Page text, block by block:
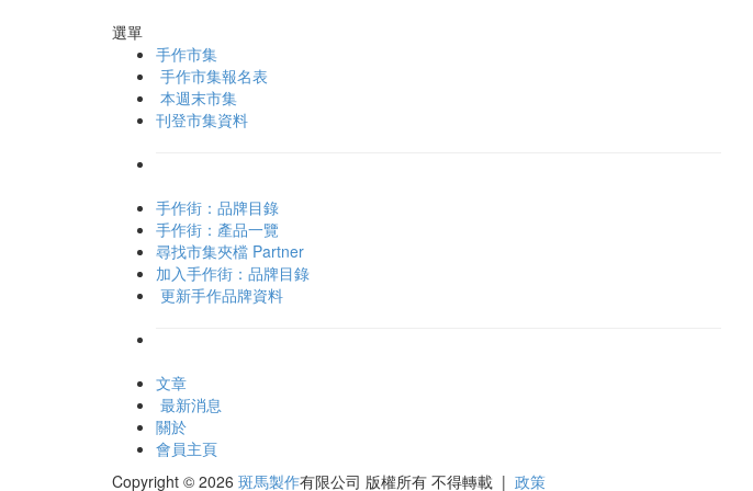
選單
手作市集
手作市集報名表
本週末市集
刊登市集資料
手作街：品牌目錄
手作街：產品一覽
尋找市集夾檔 Partner
加入手作街：品牌目錄
更新手作品牌資料
文章
最新消息
關於
會員主頁
Copyright © 2026 斑馬製作有限公司 版權所有 不得轉載 | 政策